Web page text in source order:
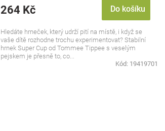
264 Kč Do košíku
Hledáte hrneček, který udrží pití na místě, i když se
vaše dítě rozhodne trochu experimentovat? Stabilní
hrnek Super Cup od Tommee Tippee s veselým
pejskem je přesně to, co...
Kód: 19419701